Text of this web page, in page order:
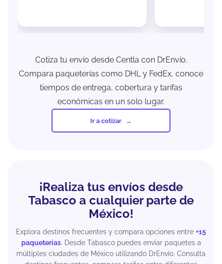
Cotiza tu envío desde Centla con DrEnvío.
Compara paqueterías como DHL y FedEx, conoce
tiempos de entrega, cobertura y tarifas
económicas en un solo lugar.
Ir a cotizar
¡Realiza tus envíos desde
Tabasco a cualquier parte de
México!
Explora destinos frecuentes y compara opciones entre +15
paqueterías. Desde Tabasco puedes enviar paquetes a
múltiples ciudades de México utilizando DrEnvío. Consulta